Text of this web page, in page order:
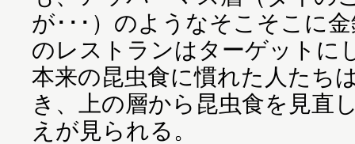
が･･･）のようなそこそこに
のレストランはターゲットに
本来の昆虫食に慣れた人たち
き、上の層から昆虫食を見直
えが見られる。